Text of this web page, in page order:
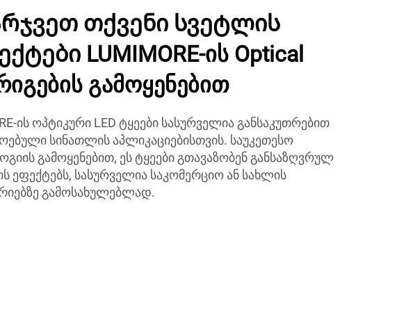
თქვენი სვეტლის
LUMIMORE-ის Optical
გამოყენებით
ის ოპტიკური LED ტყეები სასურველია განსაკუთრებით
სინათლის აპლიკაციებისთვის. საუკეთესო
გამოყენებით, ეს ტყეები გთავაზობენ განსაზღვრულ
ეფექტებს, სასურველია საკომერციო ან სახლის
გამოსახულებლად.